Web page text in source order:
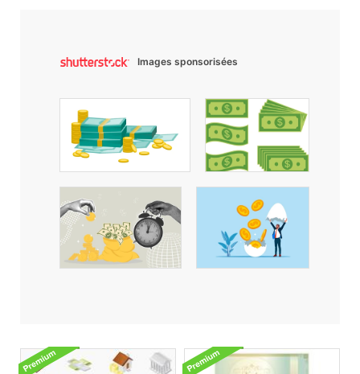
Images sponsorisées